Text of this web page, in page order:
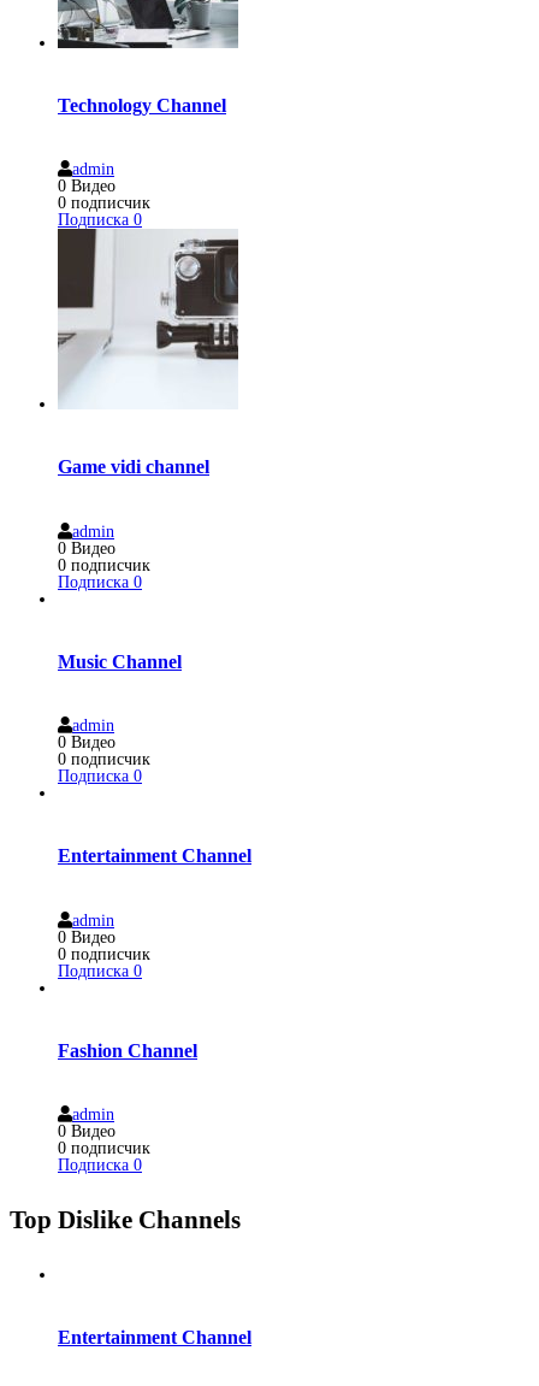
Technology Channel
admin
0 Видео
0 подписчик
Подписка 0
Game vidi channel
admin
0 Видео
0 подписчик
Подписка 0
Music Channel
admin
0 Видео
0 подписчик
Подписка 0
Entertainment Channel
admin
0 Видео
0 подписчик
Подписка 0
Fashion Channel
admin
0 Видео
0 подписчик
Подписка 0
Top Dislike Channels
Entertainment Channel